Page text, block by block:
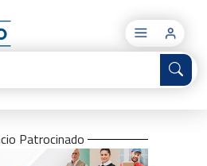
×
Patrocinado